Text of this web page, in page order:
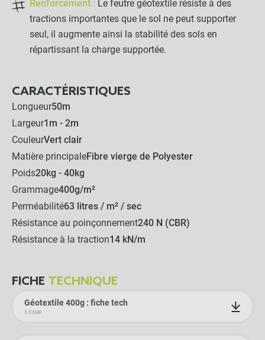
Renforcement : Le feutre géotextile résiste à des
tractions importantes que le sol ne peut supporter
seul, il augmente ainsi la stabilité des sols en
répartissant la charge supportée.
CARACTÉRISTIQUES
Longueur50m
Largeur1m - 2m
CouleurVert clair
Matière principaleFibre vierge de Polyester
Poids20kg - 40kg
Grammage400g/m²
Perméabilité63 litres / m² / sec
Résistance au poinçonnement240 N (CBR)
Résistance à la traction14 kN/m
FICHE TECHNIQUE
Géotextile 400g : fiche tech
3.53MB